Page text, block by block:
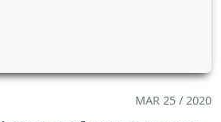
MAR 25 / 2020